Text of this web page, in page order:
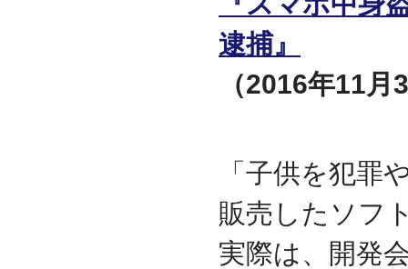
逮捕』
（2016年11
「子供を犯罪
販売したソフ
実際は、開発